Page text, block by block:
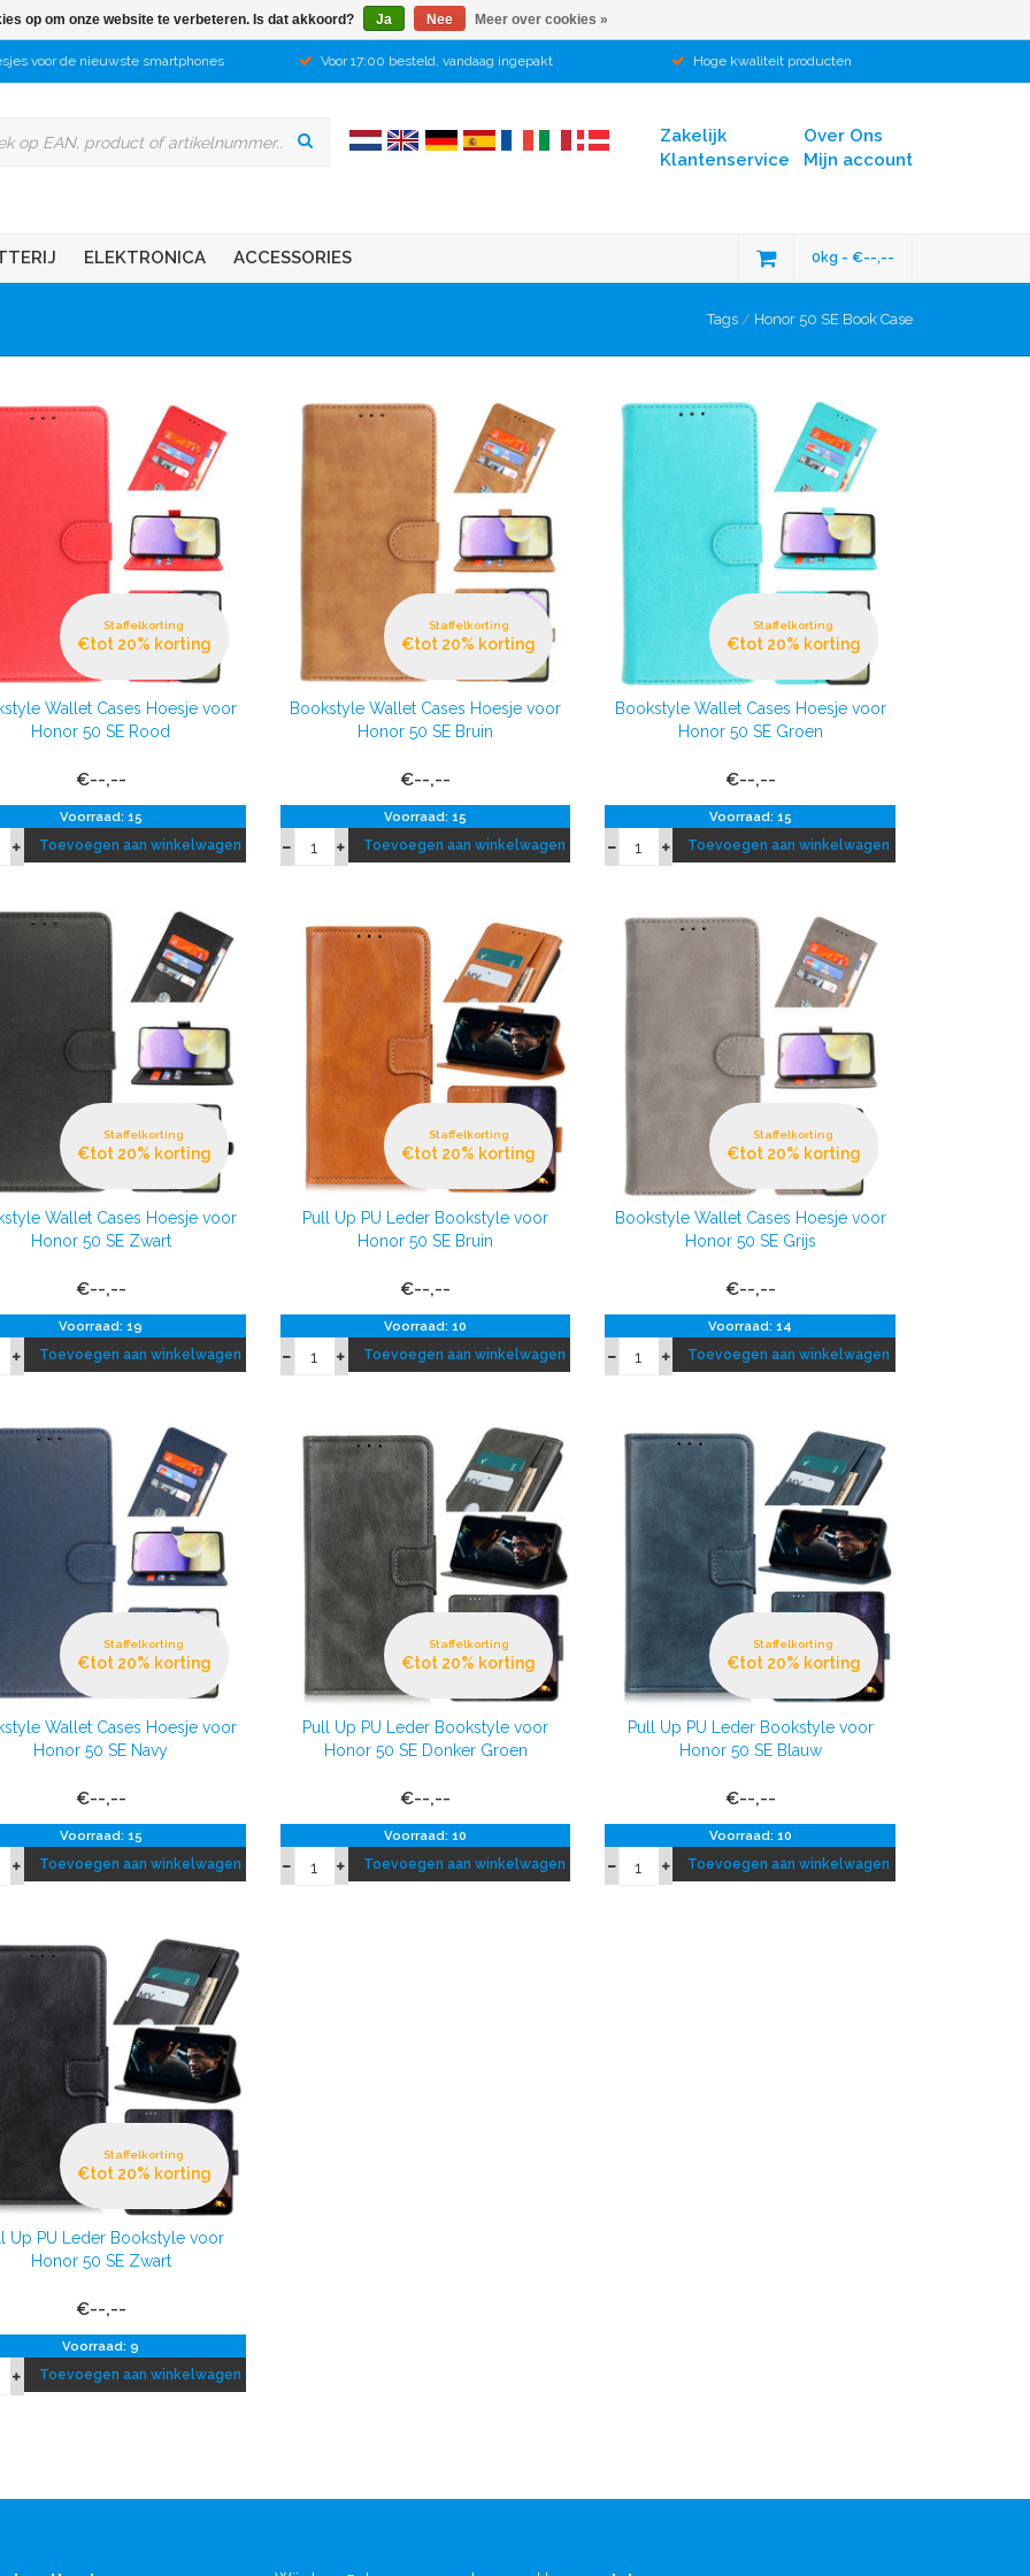
voor de nieuwste smartphones Voor 17:00 besteld, vandaag ingepakt Hoge kwaliteit producten
Over Ons
Mijn account
Zakelijk
Klantenservice
ELEKTRONICA ACCESSORIES 0kg - €--,--
Tags / Honor 50 SE Book Case
Staffelkorting
€tot 20% korting
Wallet Cases Hoesje voor
Honor 50 SE Rood
€--,--
Voorraad: 15
Toevoegen aan winkelwagen
Staffelkorting
€tot 20% korting
Bookstyle Wallet Cases Hoesje voor
Honor 50 SE Bruin
€--,--
Voorraad: 15
Toevoegen aan winkelwagen
Staffelkorting
€tot 20% korting
Bookstyle Wallet Cases Hoesje voor
Honor 50 SE Groen
€--,--
Voorraad: 15
Toevoegen aan winkelwagen
Staffelkorting
€tot 20% korting
Wallet Cases Hoesje voor
Honor 50 SE Zwart
€--,--
Voorraad: 19
Toevoegen aan winkelwagen
Staffelkorting
€tot 20% korting
Pull Up PU Leder Bookstyle voor
Honor 50 SE Bruin
€--,--
Voorraad: 10
Toevoegen aan winkelwagen
Staffelkorting
€tot 20% korting
Bookstyle Wallet Cases Hoesje voor
Honor 50 SE Grijs
€--,--
Voorraad: 14
Toevoegen aan winkelwagen
Staffelkorting
€tot 20% korting
Wallet Cases Hoesje voor
Honor 50 SE Navy
€--,--
Voorraad: 15
Toevoegen aan winkelwagen
Staffelkorting
€tot 20% korting
Pull Up PU Leder Bookstyle voor
Honor 50 SE Donker Groen
€--,--
Voorraad: 10
Toevoegen aan winkelwagen
Staffelkorting
€tot 20% korting
Pull Up PU Leder Bookstyle voor
Honor 50 SE Blauw
€--,--
Voorraad: 10
Toevoegen aan winkelwagen
Staffelkorting
€tot 20% korting
Up PU Leder Bookstyle voor
Honor 50 SE Zwart
€--,--
Voorraad: 9
Toevoegen aan winkelwagen
op om onze website te verbeteren. Is dat akkoord? Ja Nee Meer over cookies »